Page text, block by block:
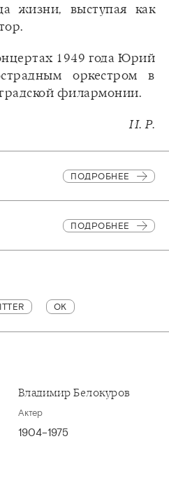
жизни, выступая как
1949 года Юрий
оркестром в
филармонии.
И. Р.
ПОДРОБНЕЕ
ПОДРОБНЕЕ
OK
Владимир Белокуров
Актер
1904–1975